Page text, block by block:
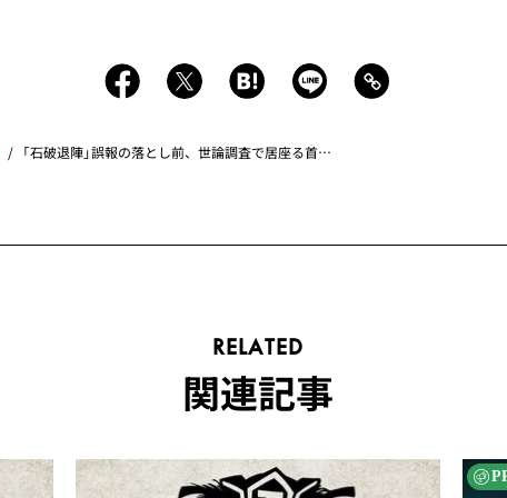
「石破退陣」誤報の落とし前、世論調査で居座る首相、万博・帰宅困難3万人の無策
RELATED
関連記事